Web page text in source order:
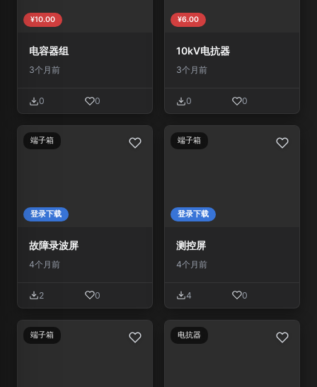
¥10.00
电容器组
3个月前
0 0
¥6.00
10kV电抗器
3个月前
0 0
端子箱
登录下载
故障录波屏
4个月前
2 0
端子箱
登录下载
测控屏
4个月前
4 0
端子箱 电抗器